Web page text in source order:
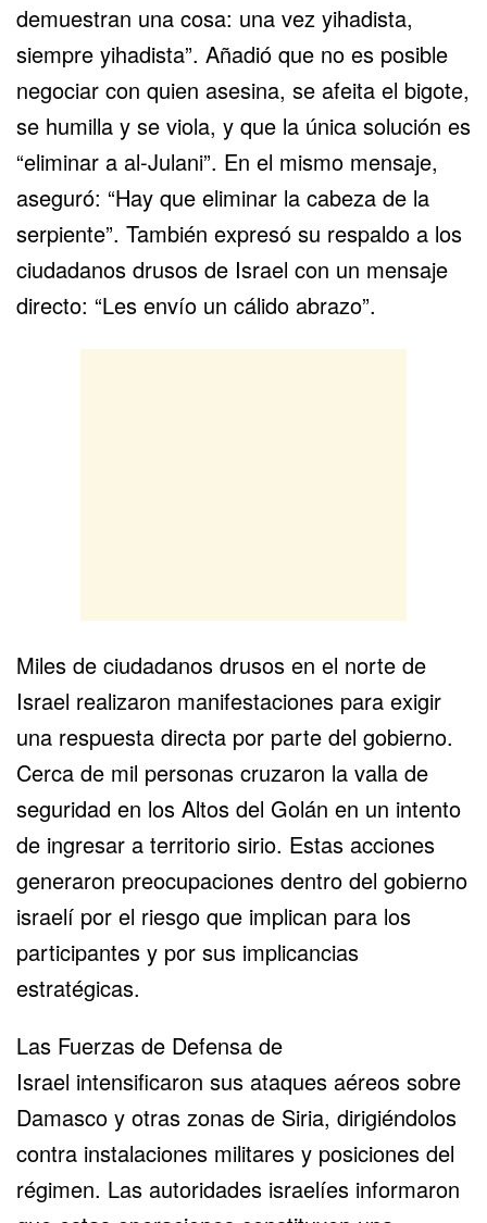
demuestran una cosa: una vez yihadista,
siempre yihadista”. Añadió que no es posible
negociar con quien asesina, se afeita el bigote,
se humilla y se viola, y que la única solución es
“eliminar a al-Julani”. En el mismo mensaje,
aseguró: “Hay que eliminar la cabeza de la
serpiente”. También expresó su respaldo a los
ciudadanos drusos de Israel con un mensaje
directo: “Les envío un cálido abrazo”.
Miles de ciudadanos drusos en el norte de
Israel realizaron manifestaciones para exigir
una respuesta directa por parte del gobierno.
Cerca de mil personas cruzaron la valla de
seguridad en los Altos del Golán en un intento
de ingresar a territorio sirio. Estas acciones
generaron preocupaciones dentro del gobierno
israelí por el riesgo que implican para los
participantes y por sus implicancias
estratégicas.
Las Fuerzas de Defensa de
Israel intensificaron sus ataques aéreos sobre
Damasco y otras zonas de Siria, dirigiéndolos
contra instalaciones militares y posiciones del
régimen. Las autoridades israelíes informaron